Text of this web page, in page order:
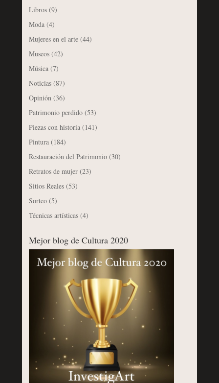
Libros(9)
Moda(4)
Mujeres en el arte(44)
Museos(42)
Música(7)
Noticias(87)
Opinión (36)
Patrimonio perdido(53)
Piezas con historia(141)
Pintura(184)
Restauración del Patrimonio(30)
Retratos de mujer(23)
Sitios Reales(53)
Sorteo(5)
Técnicas artísticas(4)
Mejor blog de Cultura 2020